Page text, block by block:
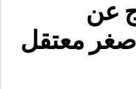
عن
معتقل